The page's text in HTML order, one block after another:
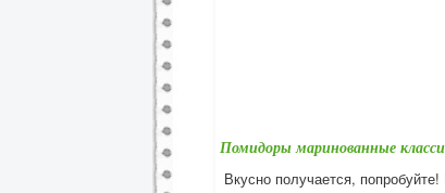
Помидоры маринованные
Вкусно получается,